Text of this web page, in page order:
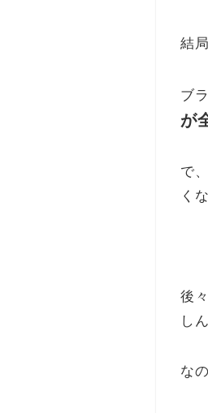
結
ブ
が
で
く
後
し
な